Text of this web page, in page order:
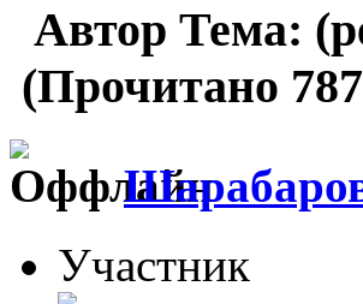
Автор Тема:
(Прочитано
Участник